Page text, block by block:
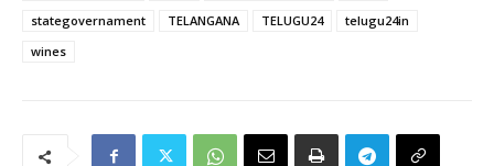
stategovernament
TELANGANA TELUGU24
telugu24in
wines